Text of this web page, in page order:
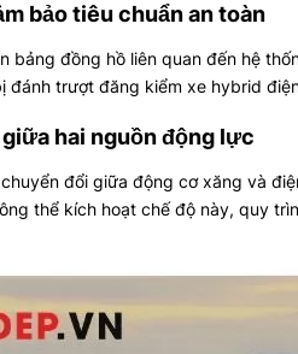
bảo tiêu chuẩn an toàn
bảng đồng hồ liên quan đến hệ
trượt đăng kiểm xe hybrid
hai nguồn động lực
đổi giữa động cơ xăng và
thể kích hoạt chế độ này, quy